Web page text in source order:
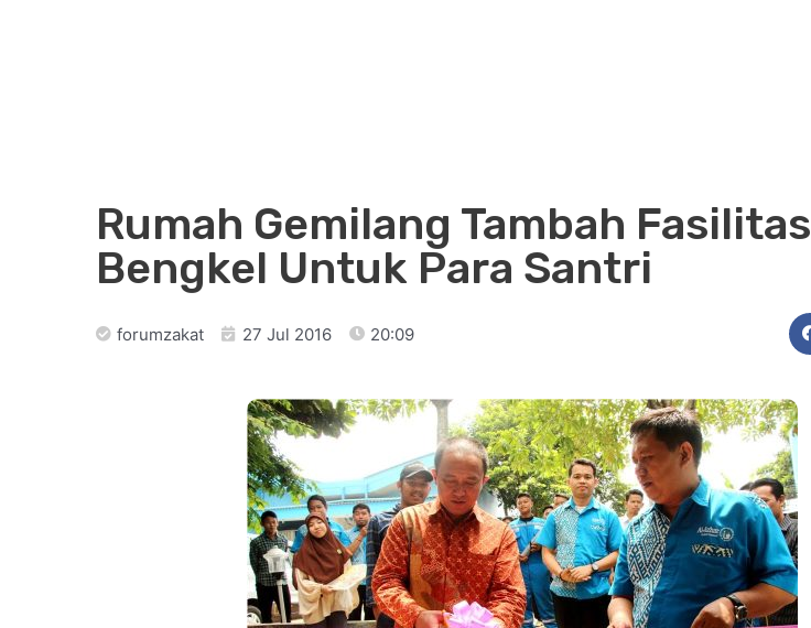
Rumah Gemilang Tambah Fasilitas
Bengkel Untuk Para Santri
forumzakat 27 Jul 2016 20:09